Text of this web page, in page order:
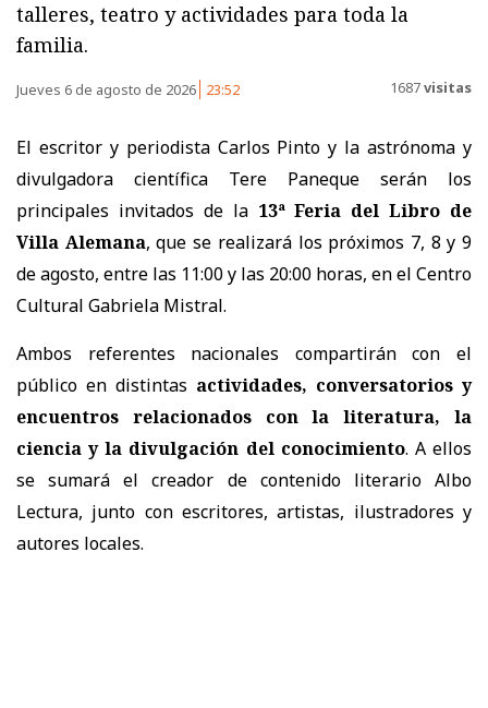
talleres, teatro y actividades para toda la
familia.
Jueves 6 de agosto de 2026 23:52 1687visitas
El escritor y periodista Carlos Pinto y la astrónoma y
divulgadora científica Tere Paneque serán los
principales invitados de la 13ª Feria del Libro de
Villa Alemana, que se realizará los próximos 7, 8 y 9
de agosto, entre las 11:00 y las 20:00 horas, en el Centro
Cultural Gabriela Mistral.
Ambos referentes nacionales compartirán con el
público en distintas actividades, conversatorios y
encuentros relacionados con la literatura, la
ciencia y la divulgación del conocimiento. A ellos
se sumará el creador de contenido literario Albo
Lectura, junto con escritores, artistas, ilustradores y
autores locales.